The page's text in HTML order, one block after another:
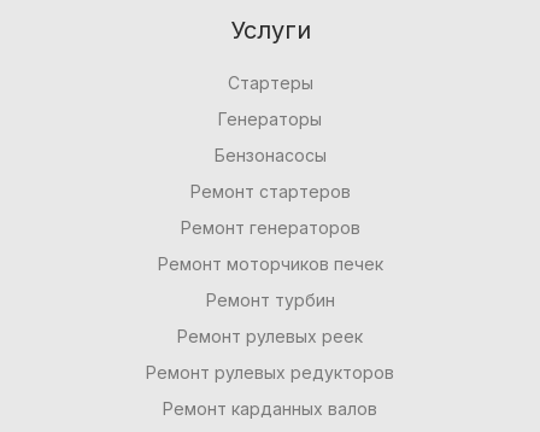
Услуги
Стартеры
Генераторы
Бензонасосы
Ремонт стартеров
Ремонт генераторов
Ремонт моторчиков печек
Ремонт турбин
Ремонт рулевых реек
Ремонт рулевых редукторов
Ремонт карданных валов